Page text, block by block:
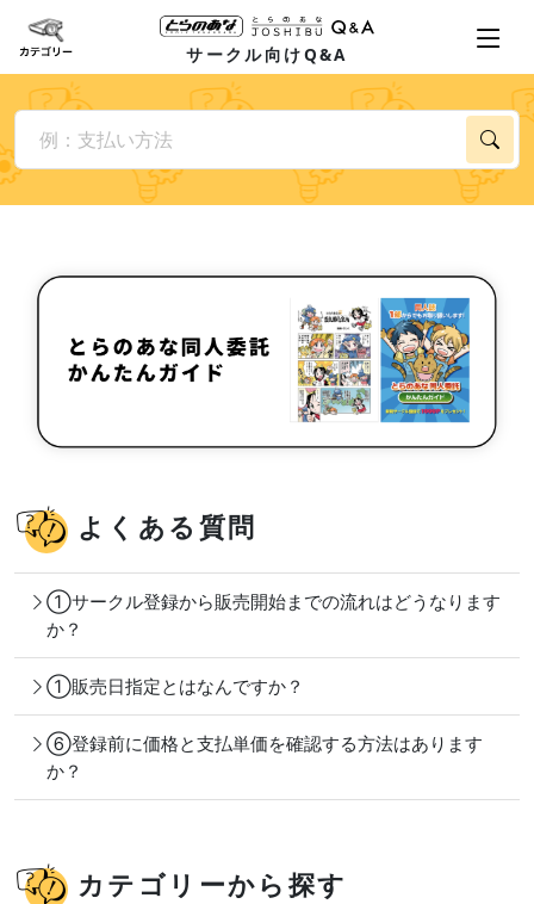
サークル向けQ&A
よくある質問
①サークル登録から販売開始までの流れはどうなります
か？
①販売日指定とはなんですか？
⑥登録前に価格と支払単価を確認する方法はあります
か？
カテゴリーから探す